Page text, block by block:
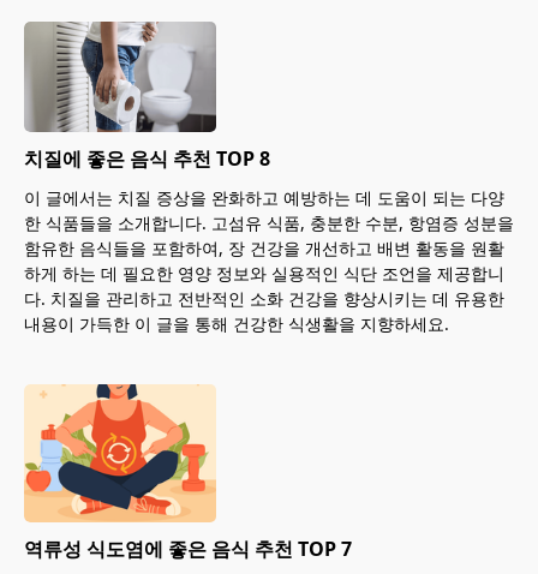
치질에 좋은 음식 추천 TOP 8
이 글에서는 치질 증상을 완화하고 예방하는 데 도움이 되는 다양
한 식품들을 소개합니다. 고섬유 식품, 충분한 수분, 항염증 성분을
함유한 음식들을 포함하여, 장 건강을 개선하고 배변 활동을 원활
하게 하는 데 필요한 영양 정보와 실용적인 식단 조언을 제공합니
다. 치질을 관리하고 전반적인 소화 건강을 향상시키는 데 유용한
내용이 가득한 이 글을 통해 건강한 식생활을 지향하세요.
역류성 식도염에 좋은 음식 추천 TOP 7